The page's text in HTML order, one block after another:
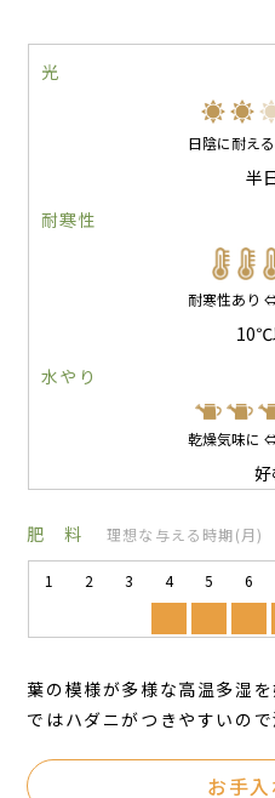
光
日陰に耐え
半
耐寒性
耐寒性あり
10℃
水やり
乾燥気味に
好
肥 料 理想な与える時期(月)
1 2 3 4 5 6
葉の模様が多様な高温多湿
ではハダニがつきやすいので
お手